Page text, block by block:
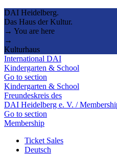
DAI Heidelberg.
Das Haus der Kultur.
→ You are here
→
Kulturhaus
International DAI
Kindergarten & School
Go to section
Kindergarten & School
Freundeskreis des
DAI Heidelberg e. V. /
Go to section
Membership
Ticket Sales
Deutsch